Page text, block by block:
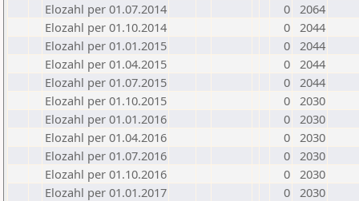
Elozahl per 01.07.2014
0 2064
Elozahl per 01.10.2014
0 2044
Elozahl per 01.01.2015
0 2044
Elozahl per 01.04.2015
0 2044
Elozahl per 01.07.2015
0 2044
Elozahl per 01.10.2015
0 2030
Elozahl per 01.01.2016
0 2030
Elozahl per 01.04.2016
0 2030
Elozahl per 01.07.2016
0 2030
Elozahl per 01.10.2016
0 2030
Elozahl per 01.01.2017
0 2030